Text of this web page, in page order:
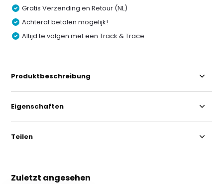
Gratis Verzending en Retour (NL)
Achteraf betalen mogelijk!
Altijd te volgen met een Track & Trace
Produktbeschreibung
Eigenschaften
Teilen
Zuletzt angesehen